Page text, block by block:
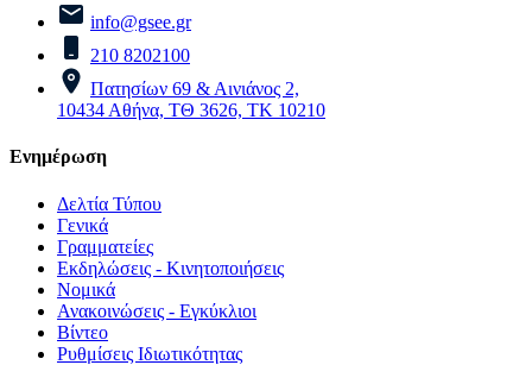
info@gsee.gr
210 8202100
Πατησίων 69 & Αινιάνος 2,
10434 Αθήνα, ΤΘ 3626, ΤΚ 10210
Ενημέρωση
Δελτία Τύπου
Γενικά
Γραμματείες
Εκδηλώσεις - Κινητοποιήσεις
Νομικά
Ανακοινώσεις - Εγκύκλιοι
Βίντεο
Ρυθμίσεις Ιδιωτικότητας